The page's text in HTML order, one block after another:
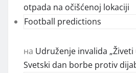
otpada na očišćenoj lokaciji
Football predictions
на Udruženje invalida
Svetski dan borbe protiv